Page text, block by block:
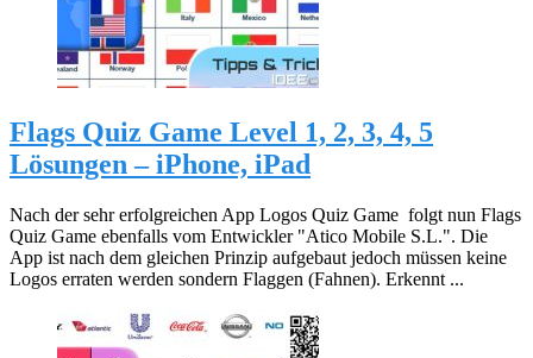
Flags Quiz Game Level 1, 2, 3, 4, 5
Lösungen – iPhone, iPad
Nach der sehr erfolgreichen App Logos Quiz Game folgt nun Flags
Quiz Game ebenfalls vom Entwickler "Atico Mobile S.L.". Die
App ist nach dem gleichen Prinzip aufgebaut jedoch müssen keine
Logos erraten werden sondern Flaggen (Fahnen). Erkennt ...